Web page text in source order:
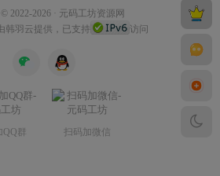
2022-2026 · 元码工坊资源网
韩羽云提供，已支持 访问
QQ群 扫码加微信